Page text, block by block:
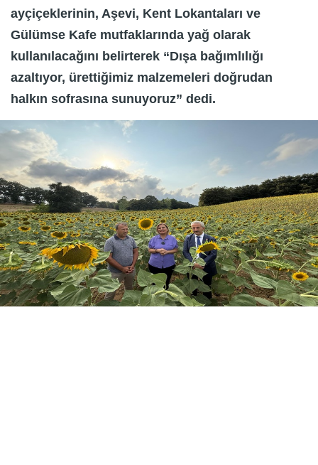
ayçiçeklerinin, Aşevi, Kent Lokantaları ve
Gülümse Kafe mutfaklarında yağ olarak
kullanılacağını belirterek “Dışa bağımlılığı
azaltıyor, ürettiğimiz malzemeleri doğrudan
halkın sofrasına sunuyoruz” dedi.